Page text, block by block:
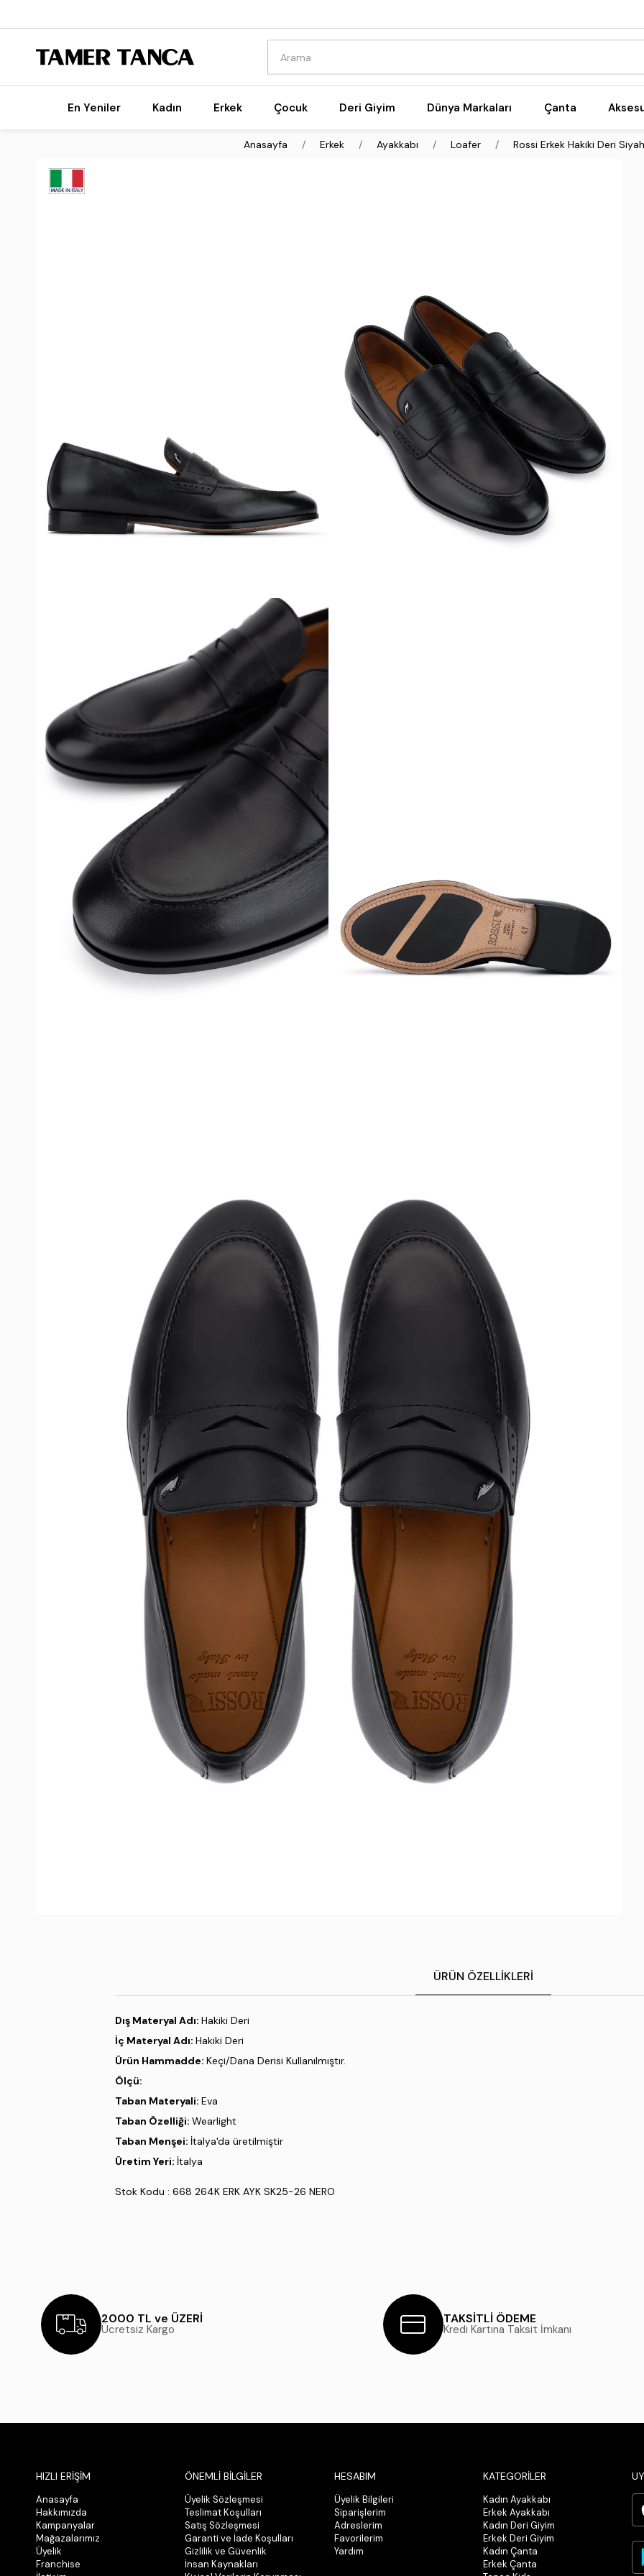
En Yeniler Kadın Erkek Çocuk Deri Giyim Dünya Markaları Çanta
Anasayfa Erkek Ayakkabı Loafer Rossi Erkek Hakiki Deri
ÜRÜN ÖZELLIKLERI
Dış Materyal Adı: Hakiki Deri
İç Materyal Adı: Hakiki Deri
Ürün Hammadde: Keçi/Dana Derisi Kullanılmıştır.
Ölçü:
Taban Materyali: Eva
Taban Özelliği: Wearlight
Taban Menşei: İtalya'da üretilmiştir
Üretim Yeri: İtalya
Stok Kodu : 668 264K ERK AYK SK25-26 NERO
2000 TL ve ÜZERİ
Ücretsiz Kargo
TAKSİTLİ ÖDEME
Kredi Kartına Taksit İmkanı
HIZLI ERİŞİM
Anasayfa
Hakkımızda
Kampanyalar
Mağazalarımız
Üyelik
Franchise
ÖNEMLİ BİLGİLER
Üyelik Sözleşmesi
Teslimat Koşulları
Satış Sözleşmesi
Garanti ve İade Koşulları
Gizlilik ve Güvenlik
İnsan Kaynakları
HESABIM
Üyelik Bilgileri
Siparişlerim
Adreslerim
Favorilerim
Yardım
KATEGORİLER
Kadın Ayakkabı
Erkek Ayakkabı
Kadın Deri Giyim
Erkek Deri Giyim
Kadın Çanta
Erkek Çanta